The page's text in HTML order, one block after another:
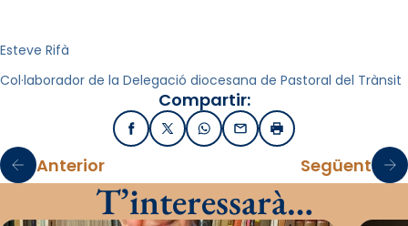
Esteve Rifà
Col·laborador de la Delegació diocesana de Pastoral del Trànsit
Compartir:
FacebookX / TwitterWhatsApp
EmailImprimir
Anterior Següent
T’interessarà…